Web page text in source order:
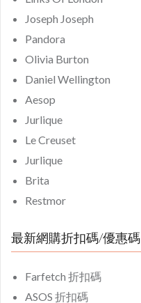
Joseph Joseph
Pandora
Olivia Burton
Daniel Wellington
Aesop
Jurlique
Le Creuset
Jurlique
Brita
Restmor
最新網購折扣碼/優惠碼
Farfetch 折扣碼
ASOS 折扣碼